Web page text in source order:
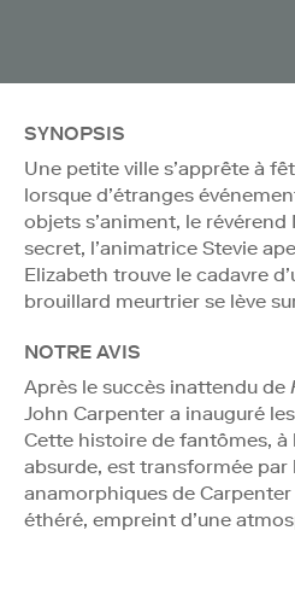
SYNOPSIS
Une petite ville s’apprête à
lorsque d’étranges
objets s’animent, le
secret, l’animatrice Stevie
Elizabeth trouve le cadavre
brouillard meurtrier se lève
NOTRE AVIS
Après le succès inattendu de
John Carpenter a inauguré
Cette histoire de fantômes,
absurde, est transformée par
anamorphiques de
éthéré, empreint d’une